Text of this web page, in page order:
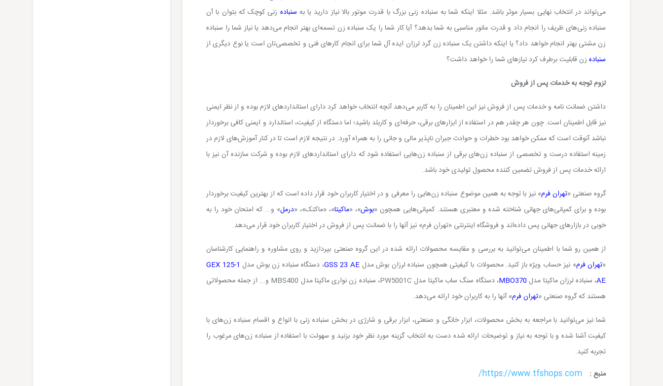
می‌تواند در انتخاب نهایی بسیار موثر باشد. مثلا اینکه شما به سنباده زنی بزرگ با قدرت موتور بالا نیاز دارید یا به سنباده زنی کوچک که بتوان با آن
سنباده زنی‌های ظریف را انجام داد و قدرت مانور مناسبی به شما بدهد؟ آیا کار شما را یک سنباده زن تسمه‌ای بهتر انجام می‌دهد یا نیاز شما را سنباده
زن مشتی بهتر انجام خواهد داد؟ یا اینکه داشتن یک سنباده زن گرد لرزان ایده‌ آل شما برای انجام کارهای فنی و تخصصی‌تان است یا نوع دیگری از
سنبادهزن قابلیت برطرف کرد نیازهای شما را خواهد داشت؟
لزوم توجه به خدمات پس از فروش
داشتن ضمانت نامه و خدمات پس از فروش نیز این اطمینان را به کاربر می‌دهد آنچه انتخاب خواهد کرد دارای استانداردهای لازم بوده و از نظر ایمنی
نیز قابل اطمینان است. چون هر چقدر هم در استفاده از ابزارهای برقی، حرفه‌ای و کاربلد باشید؛ اما دستگاه از کیفیت، استاندارد و ایمنی کافی برخوردار
نباشد آنوقت است که ممکن خواهد بود خطرات و حوادث جبران ناپذیر مالی و جانی را به همراه آورد. در نتیجه لازم است تا در کنار آموزش‌های لازم در
زمینه استفاده درست و تخصصی از سنباده زن‌های برقی از سنباده زن‌هایی استفاده شود که دارای استانداردهای لازم بوده و شرکت سازنده آن نیز با
ارائه خدمات پس از فروش تضمین کننده محصول تولیدی خود باشد.
گروه صنعتی «تهران فرم» نیز با توجه به همین موضوع سنباده زن‌هایی را معرفی و در اختیار کاربران خود قرار داده است که از بهترین کیفیت برخوردار
بوده و برای کمپانی‌های جهانی شناخته شده و معتبری هستند. کمپانی‌هایی همچون «بوش»، «ماکیتا»، «ماکتک»، «درمل» و... که امتحان خود را به
خوبی در بازارهای جهانی پس داده‌اند و فروشگاه اینترنتی «تهران فرم» نیز آنها را با ضمانت پس از فروش در اختیار کاربران خود قرار می‌دهد.
از همین رو شما با اطمینان می‌توانید به بررسی و مقایسه محصولات ارائه شده در این گروه صنعتی بپردازید و روی مشاوره و راهنمایی کارشناسان
«تهران فرم» نیز حساب ویژه باز کنید. محصولات با کیفیتی همچون سنباده لرزان بوش مدل GSS 23 AE، دستگاه سنباده زن بوش مدل GEX 125-1
AE، سنباده لرزان ماکیتا مدل MBO370، دستگاه سنگ ساب ماکیتا مدل PW5001C، سنباده زن نواری ماکیتا مدل MBS400 و... از جمله محصولاتی
هستند که گروه صنعتی «تهران فرم» آنها را به کاربران خود ارائه می‌دهد.
شما نیز می‌توانید با مراجعه به بخش محصولات، ابزار خانگی و صنعتی، ابزار برقی و شارژی در بخش سنباده‌ زنی با انواع و اقسام سنباده زن‌های با
کیفیت آشنا شده و با توجه به نیاز و توضیحات ارائه شده دست به انتخاب گزینه مورد نظر خود بزنید و سهولت با استفاده از سنباده زن‌های مرغوب را
تجربه کنید.
منبع :
https://www.tfshops.com/